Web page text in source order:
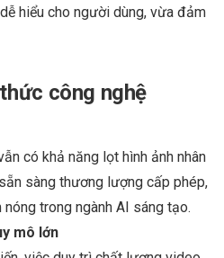
hiểu cho người dùng, vừa đảm
công nghệ
có khả năng lọt hình ảnh nhân
sàng thương lượng cấp phép,
trong ngành AI sáng tạo.
mô lớn